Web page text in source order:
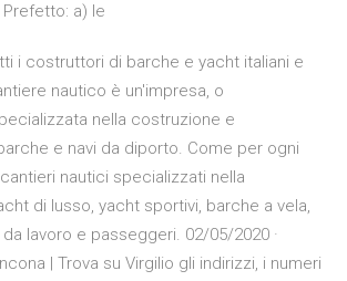
a) le
i costruttori di barche e yacht italiani e
nautico è un'impresa, o
nella costruzione e
e navi da diporto. Come per ogni
nautici specializzati nella
di lusso, yacht sportivi, barche a vela,
lavoro e passeggeri. 02/05/2020 ·
| Trova su Virgilio gli indirizzi, i numeri